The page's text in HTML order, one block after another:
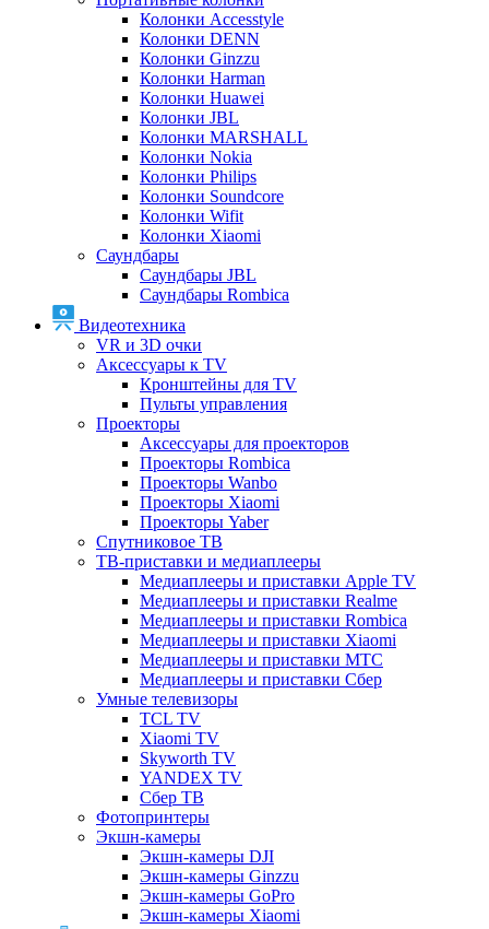
Колонки Accesstyle
Колонки DENN
Колонки Ginzzu
Колонки Harman
Колонки Huawei
Колонки JBL
Колонки MARSHALL
Колонки Nokia
Колонки Philips
Колонки Soundcore
Колонки Wifit
Колонки Xiaomi
Саундбары
Саундбары JBL
Саундбары Rombica
Видеотехника
VR и 3D очки
Аксессуары к TV
Кронштейны для TV
Пульты управления
Проекторы
Аксессуары для проекторов
Проекторы Rombica
Проекторы Wanbo
Проекторы Xiaomi
Проекторы Yaber
Спутниковое ТВ
ТВ-приставки и медиаплееры
Медиаплееры и приставки Apple TV
Медиаплееры и приставки Realme
Медиаплееры и приставки Rombica
Медиаплееры и приставки Xiaomi
Медиаплееры и приставки МТС
Медиаплееры и приставки Сбер
Умные телевизоры
TCL TV
Xiaomi TV
Skyworth TV
YANDEX TV
Сбер ТВ
Фотопринтеры
Экшн-камеры
Экшн-камеры DJI
Экшн-камеры Ginzzu
Экшн-камеры GoPro
Экшн-камеры Xiaomi